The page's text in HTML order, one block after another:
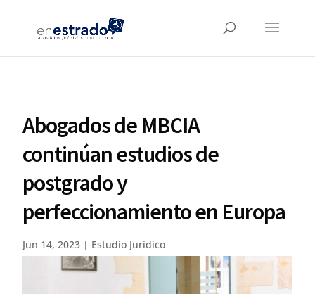
Abogados de MBCIA
continúan estudios de
postgrado y
perfeccionamiento en Europa
Jun 14, 2023 | Estudio Jurídico